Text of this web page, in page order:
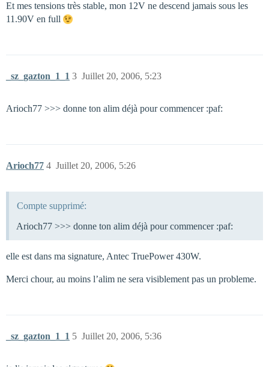
Et mes tensions très stable, mon 12V ne descend jamais sous les
11.90V en full
_sz_gazton_1_1 Juillet 20, 2006, 5:23
3
Arioch77 >>> donne ton alim déjà pour commencer :paf:
Arioch77 Juillet 20, 2006, 5:26
4
Compte supprimé:
Arioch77 >>> donne ton alim déjà pour commencer :paf:
elle est dans ma signature, Antec TruePower 430W.
Merci chour, au moins l’alim ne sera visiblement pas un probleme.
_sz_gazton_1_1 Juillet 20, 2006, 5:36
5